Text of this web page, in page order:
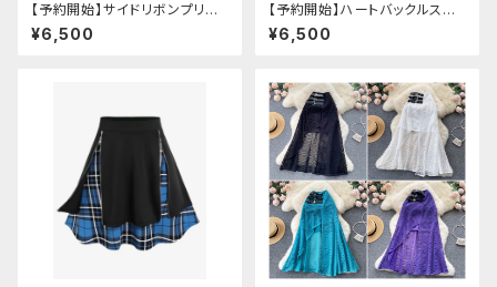
【予約開始】サイドリボンプリー
ツレーススカート
¥6,500
【予約開始】ハートバックルスカ
ート
¥6,500